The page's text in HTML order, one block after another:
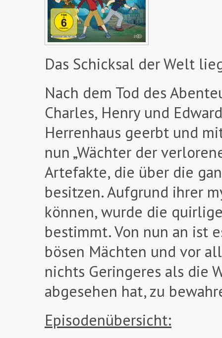
Das Schicksal der Welt
Nach dem Tod des
Charles, Henry und
Herrenhaus geerbt und
nun „Wächter der
Artefakte, die über die
besitzen. Aufgrund ihrer
können, wurde die
bestimmt. Von nun an ist
bösen Mächten und vor
nichts Geringeres als die
abgesehen hat, zu
Episodenübersicht: